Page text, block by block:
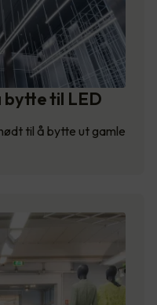
bytte til LED
til å bytte ut gamle